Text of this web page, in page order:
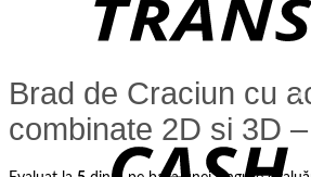
Brad de Craciun cu
combinate 2D si 3D